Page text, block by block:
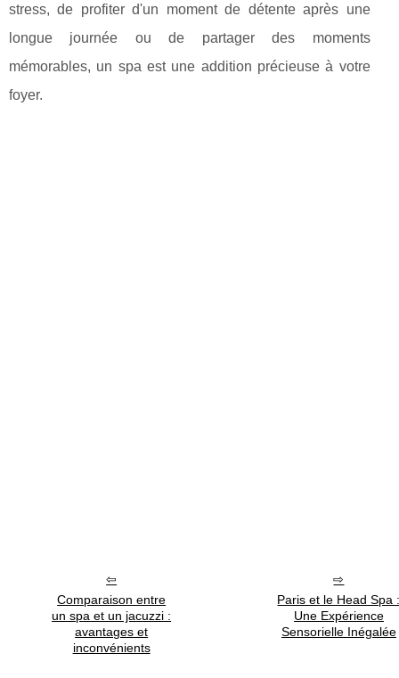
stress, de profiter d'un moment de détente après une
longue journée ou de partager des moments
mémorables, un spa est une addition précieuse à votre
foyer.
Comparaison entre
un spa et un jacuzzi :
avantages et
inconvénients
Paris et le Head Spa
Une Expérience
Sensorielle Inégalée